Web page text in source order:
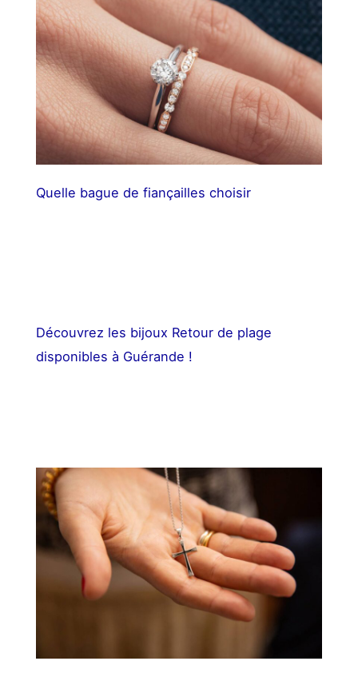
Quelle bague de fiançailles choisir
Découvrez les bijoux Retour de plage
disponibles à Guérande !